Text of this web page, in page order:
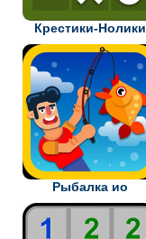
Крестики-Нолики
Рыбалка ио